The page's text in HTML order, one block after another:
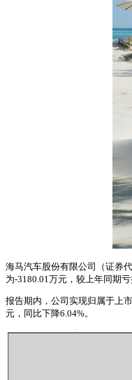
海马汽车股份有限公司（证券
为-3180.01万元，较上年同期
报告期内，公司实现归属于上
元，同比下降6.04%。